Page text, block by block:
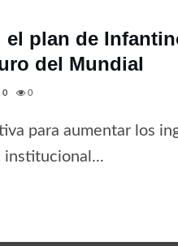
el plan de
del Mundial
0 0
para aumentar los
institucional...